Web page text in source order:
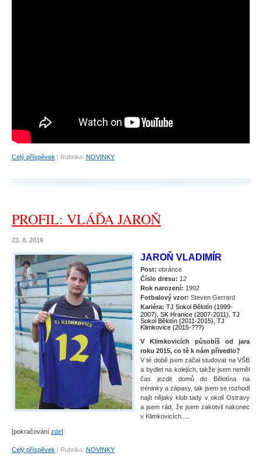
Celý příspěvek | Rubrika: NOVINKY
PROFIL: VLÁĎA JAROŇ
23. 8. 2016
JAROŇ VLADIMÍR
Post: obránce
Číslo dresu: 12
Rok narození: 1992
Fotbalový vzor: Steven Gerrard
Kariéra: TJ Sokol Bělotín (1999-
2007), SK Hranice (2007-2011), TJ
Sokol Bělotín (2011-2015), TJ
Klimkovice (2015-???)
V Klimkovicích působíš od jara
roku 2015, co tě k nám přivedlo?
V té době jsem začal studovat na VŠB
a bydlet na kolejích, takže jsem neměl
čas jezdit domů do Bělotína na
tréninky a zápasy, tak jsem se rozhodl
najít nějaký klub tady v okolí Ostravy
a jsem rád, že jsem zakotvil nakonec
v Klimkovicích.....
[pokračování zde]
Celý příspěvek | Rubrika: NOVINKY